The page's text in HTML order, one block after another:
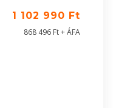
1 102 990 Ft
868 496 Ft + ÁFA